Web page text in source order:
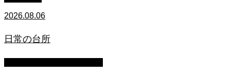
2026.08.06
日常の台所